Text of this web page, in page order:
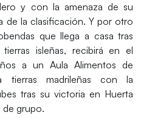
y con la amenaza de su
de la clasificación. Y por otro
que llega a casa tras
isleñas, recibirá en el
a unAula Alimentos de
tierras madrileñas con la
tras su victoria en Huerta
de grupo.